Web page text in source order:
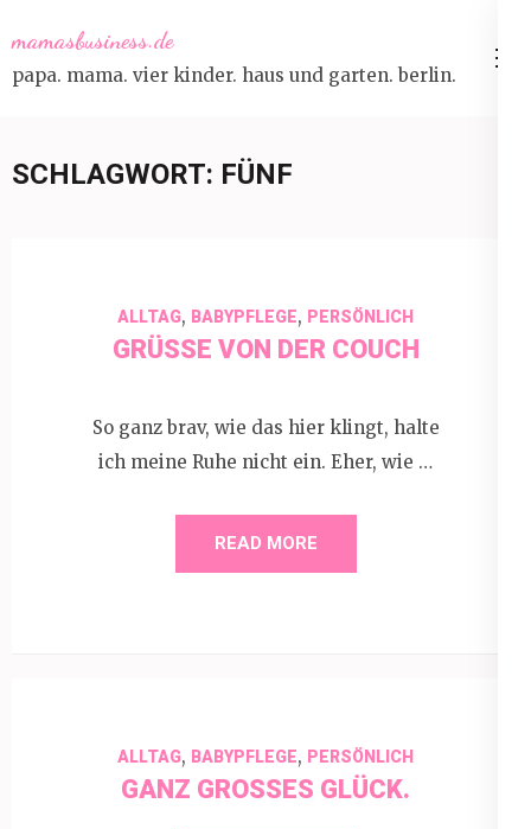
to
content
mamasbusiness.de
papa. mama. vier kinder. haus und garten. berlin.
SCHLAGWORT: FÜNF
ALLTAG, BABYPFLEGE, PERSÖNLICH
GRÜSSE VON DER COUCH
So ganz brav, wie das hier klingt, halte
ich meine Ruhe nicht ein. Eher, wie …
READ MORE
ALLTAG, BABYPFLEGE, PERSÖNLICH
GANZ GROSSES GLÜCK.